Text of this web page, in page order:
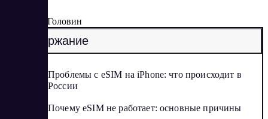
Артур Головин
Содержание
Проблемы с eSIM на iPhone: что происходит в
России
Почему eSIM не работает: основные причины